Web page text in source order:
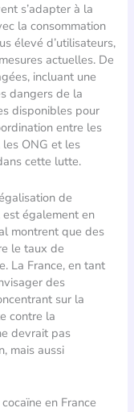
s’adapter à la
la consommation
élevé d’utilisateurs,
actuelles. De
incluant une
dangers de la
disponibles pour
entre les
ONG et les
cette lutte.
de
est également en
montrent que des
le taux de
La France, en tant
des
sur la
contre la
devrait pas
mais aussi
en France